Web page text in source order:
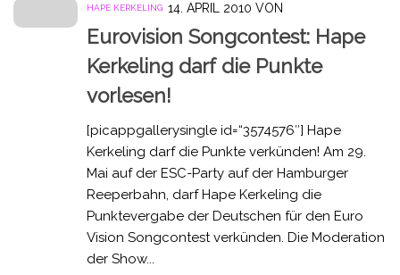
HAPE KERKELING 14. APRIL 2010 VON
Eurovision Songcontest: Hape
Kerkeling darf die Punkte
vorlesen!
[picappgallerysingle id=“3574576″] Hape
Kerkeling darf die Punkte verkünden! Am 29.
Mai auf der ESC-Party auf der Hamburger
Reeperbahn, darf Hape Kerkeling die
Punktevergabe der Deutschen für den Euro
Vision Songcontest verkünden. Die Moderation
der Show...